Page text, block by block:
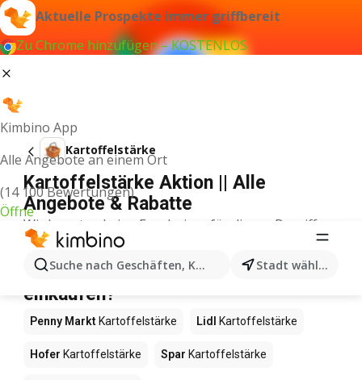
Aktuelle Prospekte immer griffbereit
Zu Chrome hinzufügen – KOSTENLOS
Kimbino App
Alle Angebote an einem Ort
(14 100 Bewertungen)
Öffne
Suche nach Geschäften, Kategorien, Produkten...
Stadt wählen
Kartoffelstärke
Kartoffelstärke Aktion || Alle
Angebote & Rabatte
Wir konnten keine Ergebnisse für diesen Begriff
finden.
Kartoffelstärke im Angebot – Wo
einkaufen?
Penny Markt Kartoffelstärke Lidl Kartoffelstärke
Hofer Kartoffelstärke Spar Kartoffelstärke